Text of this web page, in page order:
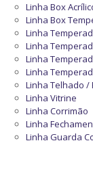
Linha Box
Linha Box
Linha
Linha
Linha
Linha
Linha Telhado /
Linha Vitrine
Linha Corrimão
Linha
Linha Guarda